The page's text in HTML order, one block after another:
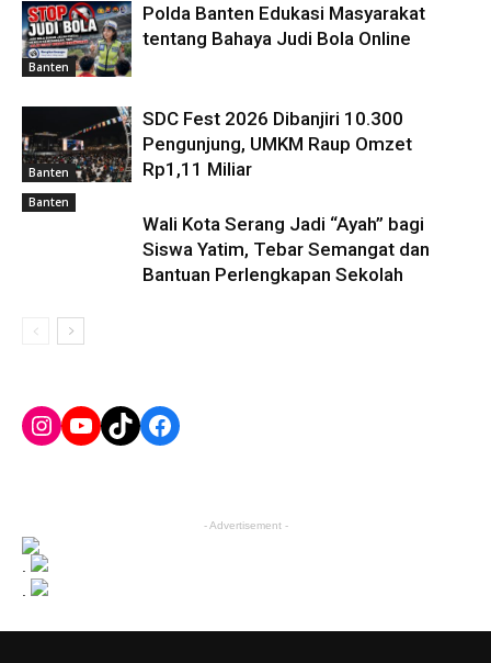
Banten
Polda Banten Edukasi Masyarakat
tentang Bahaya Judi Bola Online
Banten
SDC Fest 2026 Dibanjiri 10.300
Pengunjung, UMKM Raup Omzet
Rp1,11 Miliar
Banten
Wali Kota Serang Jadi “Ayah” bagi
Siswa Yatim, Tebar Semangat dan
Bantuan Perlengkapan Sekolah
Instagram
YouTube
TikTokFacebook
- Advertisement -